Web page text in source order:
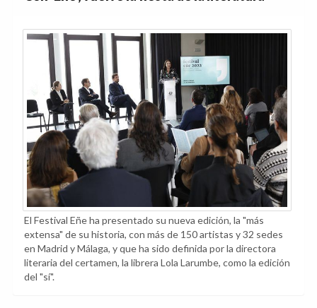
El Festival Eñe ha presentado su nueva edición, la "más
extensa" de su historia, con más de 150 artistas y 32 sedes
en Madrid y Málaga, y que ha sido definida por la directora
literaria del certamen, la librera Lola Larumbe, como la edición
del "sí".